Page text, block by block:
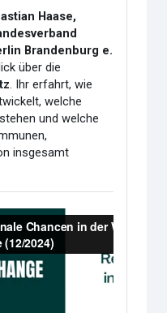
Haase,
Brandenburg e.
über die
. Ihr erfahrt, wie
welche
und welche
insgesamt